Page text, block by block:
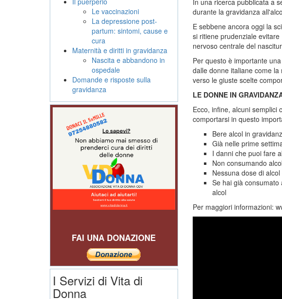
In una ricerca pubblicata a
durante la gravidanza
E sebbene ancora oggi la
si ritiene prudenziale
nervoso centrale del
Per questo è importante
dalle donne italiane come
verso le giuste scelte
LE DONNE IN
Ecco, infine, alcuni semplici
comportarsi in questo
Bere alcol in
Già nelle prime
I danni che puoi fare
Non consumando
Nessuna dose di
Se hai già
alcol
Per maggiori informazioni:
Le vaccinazioni
La depressione post-
partum: sintomi, cause e
cura
Maternità e diritti in gravidanza
Nascita e abbandono in
ospedale
Domande e risposte sulla
gravidanza
FAI UNA DONAZIONE
I Servizi di Vita di
Donna